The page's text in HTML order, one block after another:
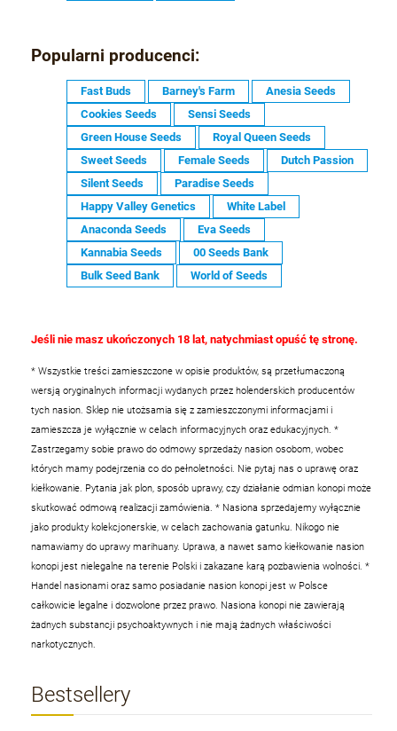
Popularni producenci:
Fast Buds Barney's Farm
Anesia Seeds
Cookies Seeds
Sensi Seeds
Green House Seeds
Royal Queen Seeds
Sweet Seeds
Female Seeds
Dutch Passion
Silent Seeds
Paradise Seeds
Happy Valley Genetics
White Label
Anaconda Seeds
Eva Seeds
Kannabia Seeds
00 Seeds Bank
Bulk Seed Bank
World of Seeds
Jeśli nie masz ukończonych 18 lat, natychmiast opuść tę stronę.
* Wszystkie treści zamieszczone w opisie produktów, są przetłumaczoną
wersją oryginalnych informacji wydanych przez holenderskich producentów
tych nasion. Sklep nie utożsamia się z zamieszczonymi informacjami i
zamieszcza je wyłącznie w celach informacyjnych oraz edukacyjnych. *
Zastrzegamy sobie prawo do odmowy sprzedaży nasion osobom, wobec
których mamy podejrzenia co do pełnoletności. Nie pytaj nas o uprawę oraz
kiełkowanie. Pytania jak plon, sposób uprawy, czy działanie odmian konopi może
skutkować odmową realizacji zamówienia. * Nasiona sprzedajemy wyłącznie
jako produkty kolekcjonerskie, w celach zachowania gatunku. Nikogo nie
namawiamy do uprawy marihuany. Uprawa, a nawet samo kiełkowanie nasion
konopi jest nielegalne na terenie Polski i zakazane karą pozbawienia wolności. *
Handel nasionami oraz samo posiadanie nasion konopi jest w Polsce
całkowicie legalne i dozwolone przez prawo. Nasiona konopi nie zawierają
żadnych substancji psychoaktywnych i nie mają żadnych właściwości
narkotycznych.
Bestsellery